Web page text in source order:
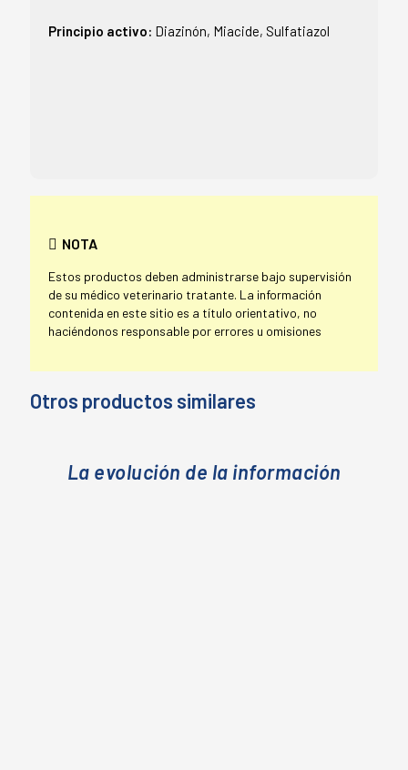
Principio activo: Diazinón, Miacide, Sulfatiazol
NOTA
Estos productos deben administrarse bajo supervisión
de su médico veterinario tratante. La información
contenida en este sitio es a título orientativo, no
haciéndonos responsable por errores u omisiones
Otros productos similares
La evolución de la información